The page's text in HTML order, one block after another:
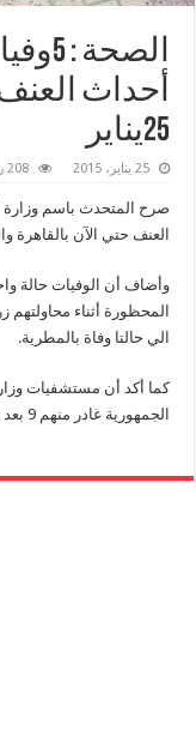
أحداث
25يناير
25 يناير، 2015 208 زيارة
العنف حتي الآن بالقاهرة
وأضاف أن الوفيات حالة
المحظورة أثناء محاولتهم
الي حالتا وفاة بالمطرية.
الجمهورية غادر منهم 9 بعد تحسن حالتهم.